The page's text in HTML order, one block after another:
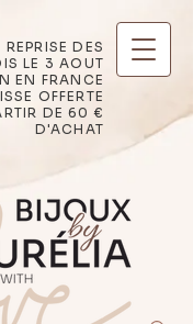
DES
LE 3 AOUT
EN FRANCE
OFFERTE
DE 60 €
D'ACHAT